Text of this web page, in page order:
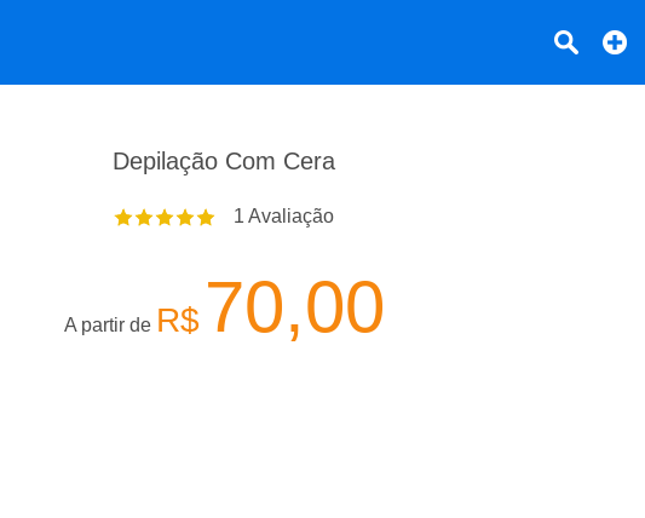
Depilação Com Cera
1 Avaliação
A partir de R$ 70,00